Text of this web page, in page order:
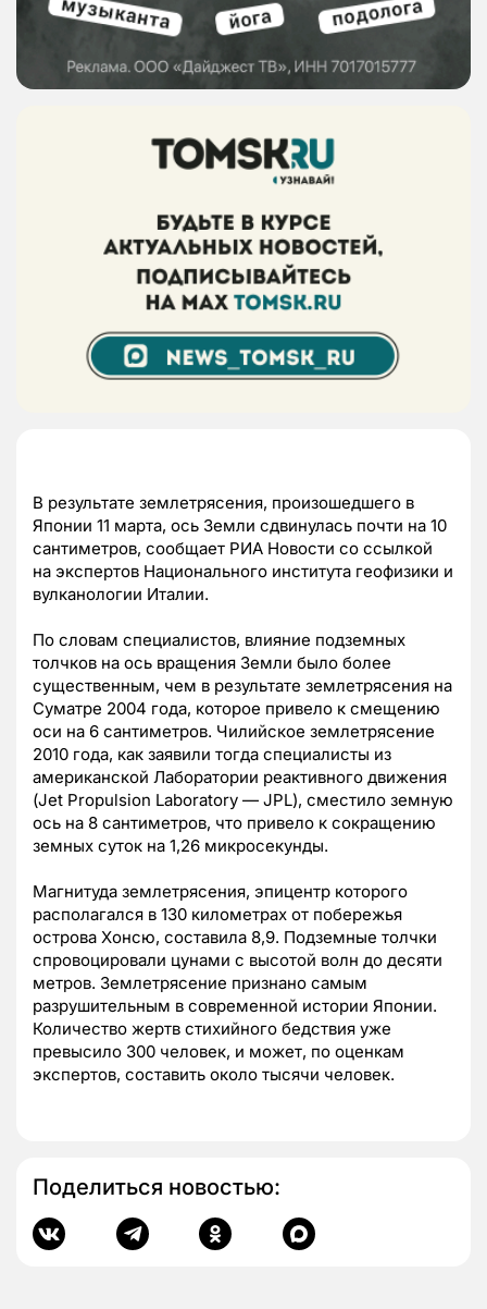
В результате землетрясения, произошедшего в
Японии 11 марта, ось Земли сдвинулась почти на 10
сантиметров, сообщает РИА Новости со ссылкой
на экспертов Национального института геофизики и
вулканологии Италии.
По словам специалистов, влияние подземных
толчков на ось вращения Земли было более
существенным, чем в результате землетрясения на
Суматре 2004 года, которое привело к смещению
оси на 6 сантиметров. Чилийское землетрясение
2010 года, как заявили тогда специалисты из
американской Лаборатории реактивного движения
(Jet Propulsion Laboratory — JPL), сместило земную
ось на 8 сантиметров, что привело к сокращению
земных суток на 1,26 микросекунды.
Магнитуда землетрясения, эпицентр которого
располагался в 130 километрах от побережья
острова Хонсю, составила 8,9. Подземные толчки
спровоцировали цунами с высотой волн до десяти
метров. Землетрясение признано самым
разрушительным в современной истории Японии.
Количество жертв стихийного бедствия уже
превысило 300 человек, и может, по оценкам
экспертов, составить около тысячи человек.
Поделиться новостью: